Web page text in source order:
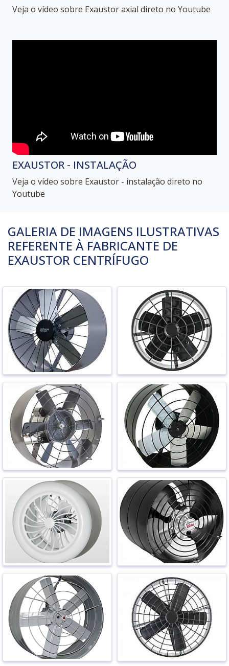
Veja o vídeo sobre Exaustor axial direto no Youtube
EXAUSTOR - INSTALAÇÃO
Veja o vídeo sobre Exaustor - instalação direto no
Youtube
GALERIA DE IMAGENS ILUSTRATIVAS
REFERENTE À FABRICANTE DE
EXAUSTOR CENTRÍFUGO